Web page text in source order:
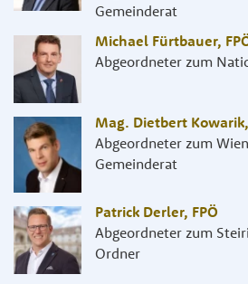
Gemeinderat
Michael Fürtbauer,
Abgeordneter zum
Mag. Dietbert Kowarik,
Abgeordneter zum
Gemeinderat
Patrick Derler, FPÖ
Abgeordneter zum
Ordner